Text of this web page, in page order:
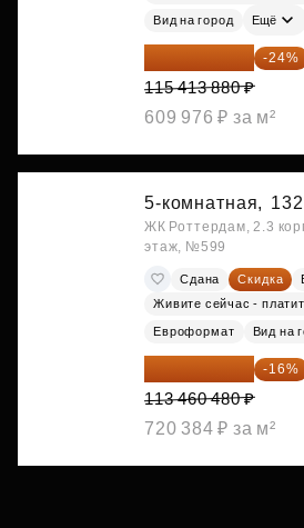
Вид на город Ещё
87 714 549 ₽ -24%
115 413 880 ₽
609 976 ₽ за м²
5-комнатная,
ЖК Роттердам, 2.3
этаж, №599
Сдана Скидка
Живите сейчас -
Евроформат Вид на
95 306 803 ₽ -16%
113 460 480 ₽
720 384 ₽ за м²